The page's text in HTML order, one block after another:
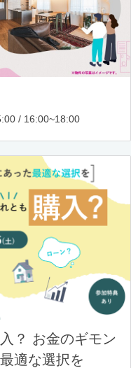
/ 16:00~18:00
？ お金のギモン
適な選択を